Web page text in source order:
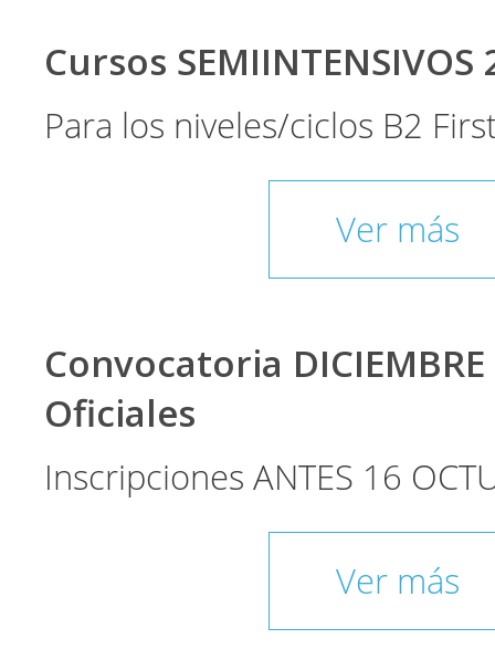
Cursos SEMIINTENSIVOS
Para los niveles/ciclos B2
Ver más
Convocatoria
Oficiales
Inscripciones ANTES 16
Ver más